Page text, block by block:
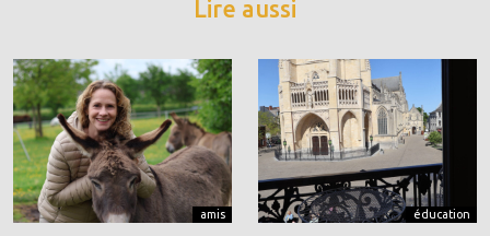
Lire aussi
amis éducation